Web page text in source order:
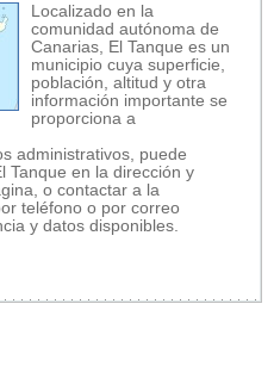
Localizado en la
comunidad autónoma de
Canarias, El Tanque es un
municipio cuya superficie,
población, altitud y otra
información importante se
proporciona a
administrativos, puede
Tanque en la dirección y
o contactar a la
teléfono o por correo
y datos disponibles.